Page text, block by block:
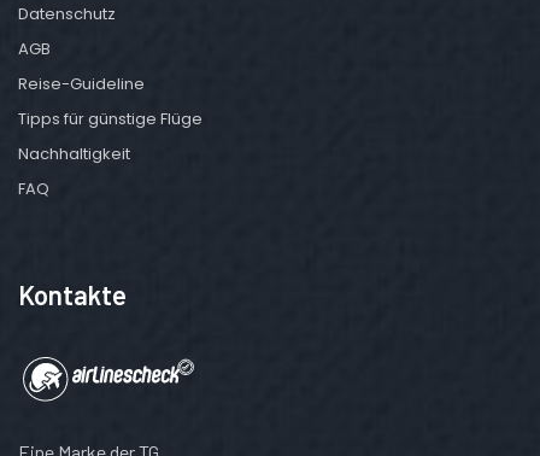
Datenschutz
AGB
Reise-Guideline
Tipps für günstige Flüge
Nachhaltigkeit
FAQ
Kontakte